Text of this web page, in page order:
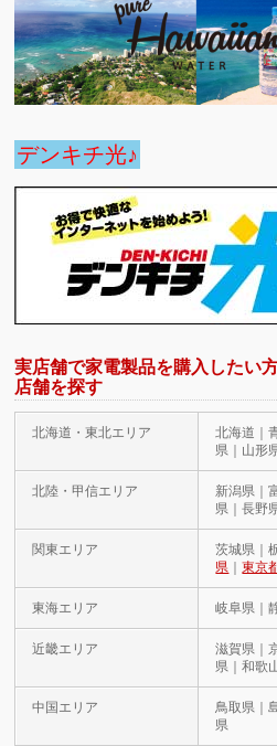
デンキチ光♪
実店舗で家電製品を購入したい
店舗を探す
北海道・東北エリア
北海道｜
県｜山形
北陸・甲信エリア
新潟県｜
県｜長野
関東エリア 茨城県｜
県 ｜東京
東海エリア 岐阜県｜
近畿エリア
滋賀県｜
県｜和歌
中国エリア
鳥取県｜
県